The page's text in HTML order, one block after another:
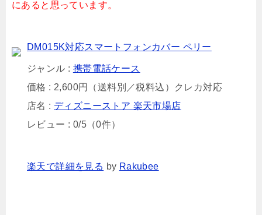
にあると思っています。
DM015K対応スマートフォンカバー ペリー
ジャンル : 携帯電話ケース
価格 : 2,600円（送料別／税料込）クレカ対応
店名 : ディズニーストア 楽天市場店
レビュー : 0/5（0件）
楽天で詳細を見る by Rakubee